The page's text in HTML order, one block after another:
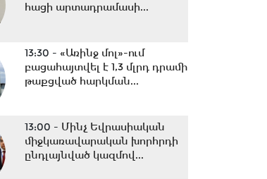
հացի արտադրամասի...
13:30 - «Առինջ մոլ»-ում
բացահայտվել է 1,3 մլրդ դրամի
թաքցված հարկման...
13:00 - Մինչ Եվրասիական
միջկառավարական խորհրդի
ընդլայնված կազմով...